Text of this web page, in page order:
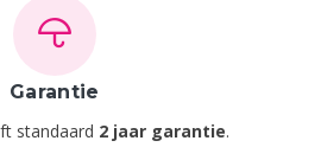
Garantie
standaard 2 jaar garantie.